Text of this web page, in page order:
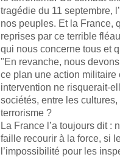
tragédie du 11 septembre,
nos peuples. Et la France,
reprises par ce terrible
qui nous concerne tous et
"En revanche, nous
ce plan une action
intervention ne risquerait-
sociétés, entre les
terrorisme ?
La France l’a toujours dit :
faille recourir à la force, si
l’impossibilité pour les